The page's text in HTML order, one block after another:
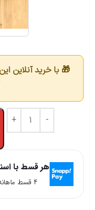
🎁 با خرید آنلاین این
هر قسط با
۴ قسط ماهانه. بدون سود، چک و ضامن.